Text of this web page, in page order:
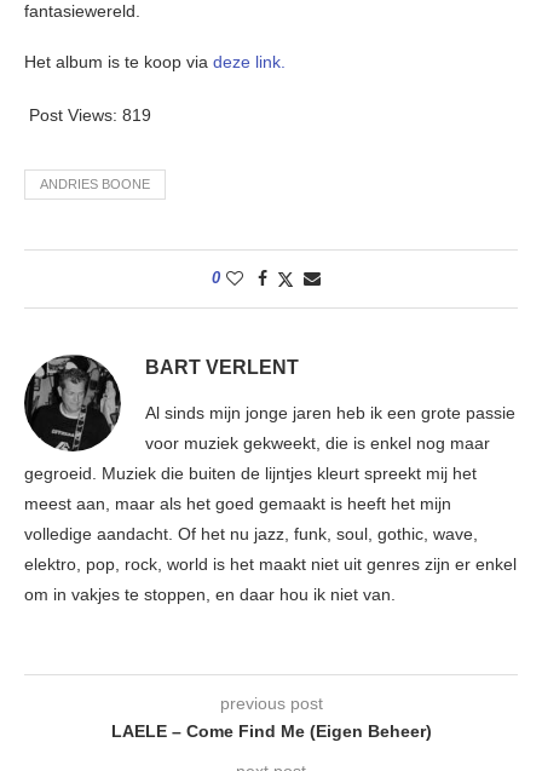
fantasiewereld.
Het album is te koop via deze link.
Post Views: 819
ANDRIES BOONE
0
BART VERLENT
Al sinds mijn jonge jaren heb ik een grote passie
voor muziek gekweekt, die is enkel nog maar
gegroeid. Muziek die buiten de lijntjes kleurt spreekt mij het
meest aan, maar als het goed gemaakt is heeft het mijn
volledige aandacht. Of het nu jazz, funk, soul, gothic, wave,
elektro, pop, rock, world is het maakt niet uit genres zijn er enkel
om in vakjes te stoppen, en daar hou ik niet van.
previous post
LAELE – Come Find Me (Eigen Beheer)